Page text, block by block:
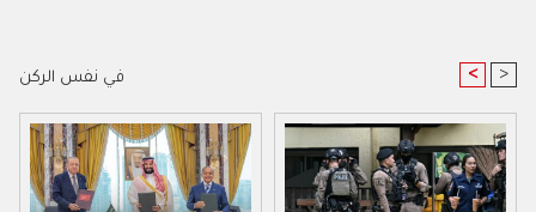
في نفس الركن < >